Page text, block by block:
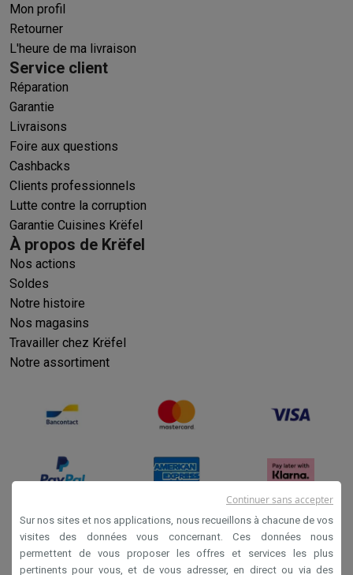
Mon profil
Retourner
L'heure de ma livraison
Service client
Réparation
Garantie
Livraisons
Foire aux questions
Cashbacks
Clients professionnels
Lutte contre la corruption
Garantie Cuisines Krëfel
À propos de Krëfel
Nos actions
Soldes
Notre histoire
Nos magasins
Travailler chez Krëfel
Notre assortiment
Conditions générales de vente
Privacy
Sur nos sites et nos applications, nous recueillons à chacune de vos
visites des données vous concernant. Ces données nous
permettent de vous proposer les offres et services les plus
pertinents pour vous, et de vous adresser, en direct ou via des
Continuer sans accepter